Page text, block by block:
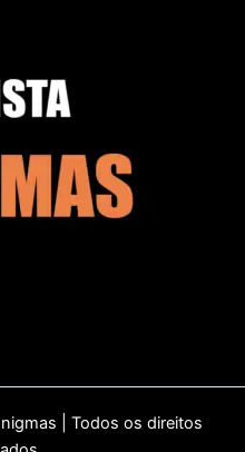
| Todos os direitos